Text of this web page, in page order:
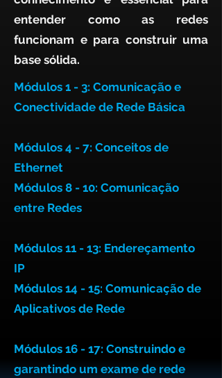
entender como as redes
funcionam e para construir uma
base sólida.
Módulos 1 - 3: Comunicação e
Conectividade de Rede Básica
Módulos 4 - 7: Conceitos de
Ethernet
Módulos 8 - 10: Comunicação
entre Redes
Módulos 11 - 13: Endereçamento
IP
Módulos 14 - 15: Comunicação de
Aplicativos de Rede
Módulos 16 - 17: Construindo e
garantindo um exame de rede